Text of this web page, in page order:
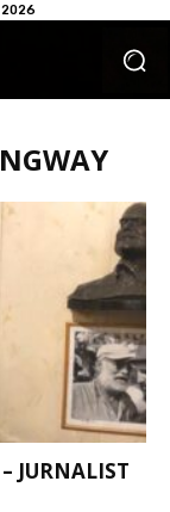
JURNALIST